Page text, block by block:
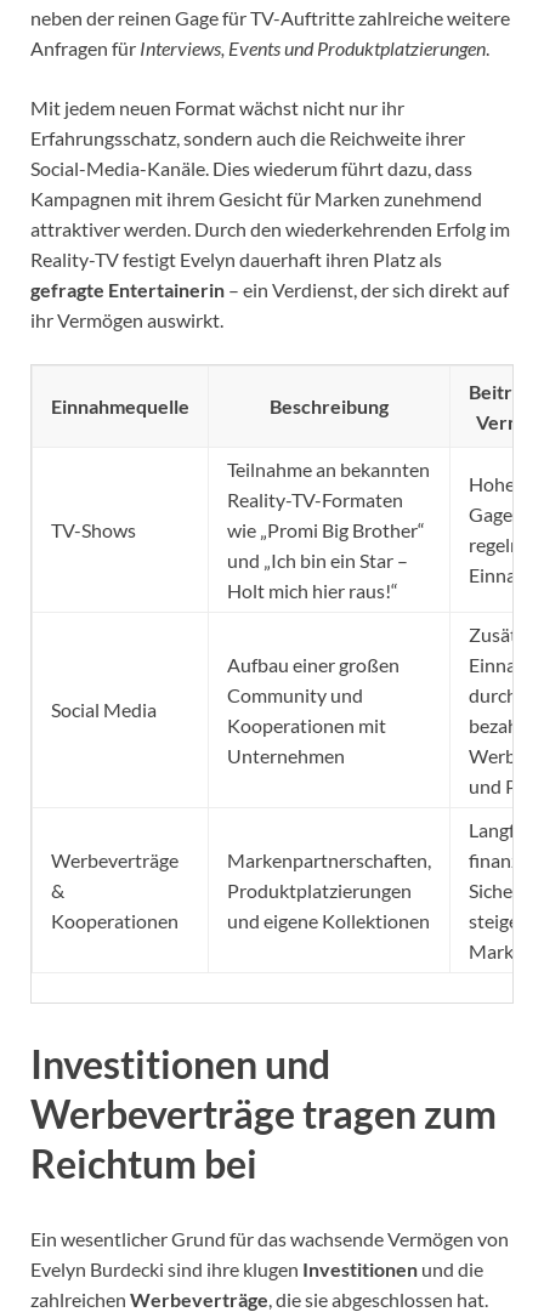
neben der reinen Gage für TV-Auftritte zahlreiche weitere
Anfragen für Interviews, Events und Produktplatzierungen.
Mit jedem neuen Format wächst nicht nur ihr
Erfahrungsschatz, sondern auch die Reichweite ihrer
Social-Media-Kanäle. Dies wiederum führt dazu, dass
Kampagnen mit ihrem Gesicht für Marken zunehmend
attraktiver werden. Durch den wiederkehrenden Erfolg im
Reality-TV festigt Evelyn dauerhaft ihren Platz als
gefragte Entertainerin – ein Verdienst, der sich direkt auf
ihr Vermögen auswirkt.
Einnahmequelle Beschreibung
Beitrag
TV-Shows
Teilnahme an bekannten
Reality-TV-Formaten
wie „Promi Big Brother“
und „Ich bin ein Star –
Holt mich hier raus!“
Hohe
Gagen,
Social Media
Aufbau einer großen
Community und
Kooperationen mit
Unternehmen
durch
bezahlte
und
Werbeverträge
&
Kooperationen
Markenpartnerschaften,
Produktplatzierungen
und eigene Kollektionen
Investitionen und
Werbeverträge tragen zum
Reichtum bei
Ein wesentlicher Grund für das wachsende Vermögen von
Evelyn Burdecki sind ihre klugen Investitionen und die
zahlreichen Werbeverträge , die sie abgeschlossen hat.